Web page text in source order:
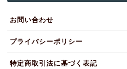
お問い合わせ
プライバシーポリシー
特定商取引法に基づく表記